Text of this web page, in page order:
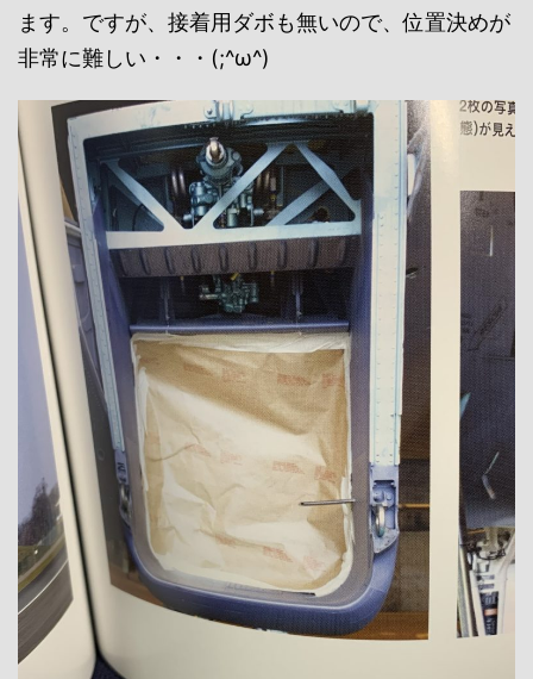
ます。ですが、接着用ダボも無いので、位置決めが
非常に難しい・・・(;^ω^)